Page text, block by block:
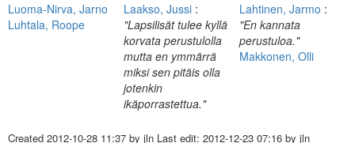
Luoma-Nirva, Jarno
Luhtala, Roope
Laakso, Jussi :
"Lapsilisät tulee kyllä
korvata perustulolla
mutta en ymmärrä
miksi sen pitäis olla
jotenkin
ikäporrastettua."
Lahtinen, Jarmo :
"En kannata
perustuloa."
Makkonen, Olli
Created 2012-10-28 11:37 by jln Last edit: 2012-12-23 07:16 by jln